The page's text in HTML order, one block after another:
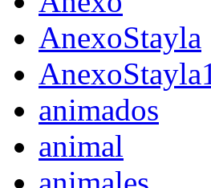
AnexoStayla
animados
animal